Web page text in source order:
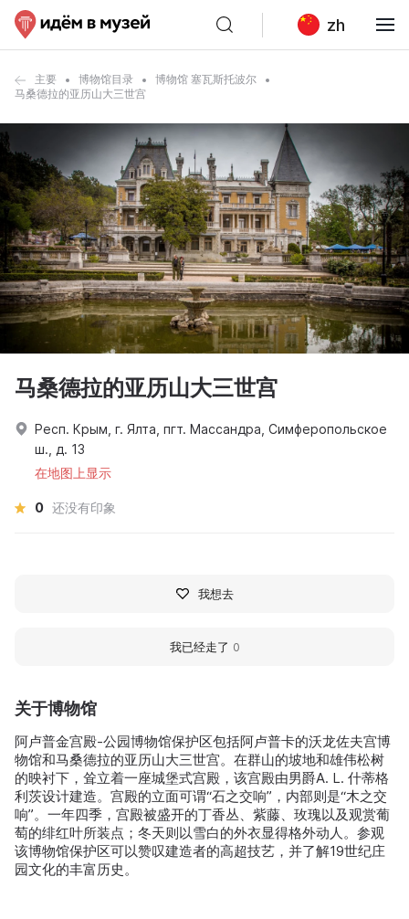
zh
主要 博物馆目录
博物馆 塞瓦斯托波尔
马桑德拉的亚历山大三世宫
关于博物馆
阿卢普金宫殿-公园博物馆保护区包括阿卢普卡的沃龙佐夫宫博
物馆和马桑德拉的亚历山大三世宫。在群山的坡地和雄伟松树
的映衬下，耸立着一座城堡式宫殿，该宫殿由男爵A. L. 什蒂格
利茨设计建造。宫殿的立面可谓“石之交响”，内部则是“木之交
响”。一年四季，宫殿被盛开的丁香丛、紫藤、玫瑰以及观赏葡
萄的绯红叶所装点；冬天则以雪白的外衣显得格外动人。参观
该博物馆保护区可以赞叹建造者的高超技艺，并了解19世纪庄
园文化的丰富历史。
马桑德拉的亚历山大三世宫
Респ. Крым, г. Ялта, пгт. Массандра, Симферопольское
ш., д. 13
在地图上显示
0 还没有印象
我想去
我已经走了 0